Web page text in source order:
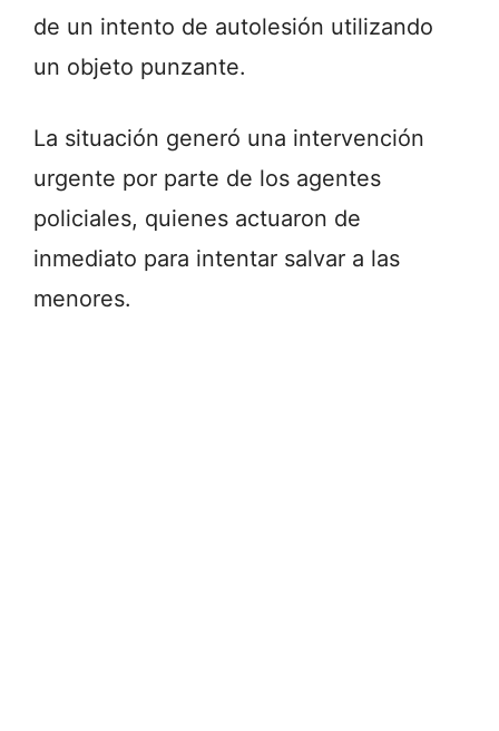
de un intento de autolesión utilizando
un objeto punzante.
La situación generó una intervención
urgente por parte de los agentes
policiales, quienes actuaron de
inmediato para intentar salvar a las
menores.